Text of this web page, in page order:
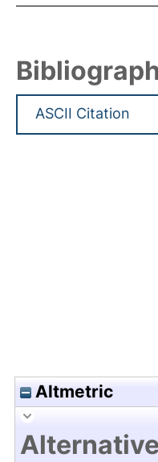
Altmetric